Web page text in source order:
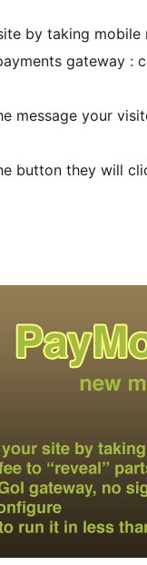
by taking mobile
gateway :
message your
button they will